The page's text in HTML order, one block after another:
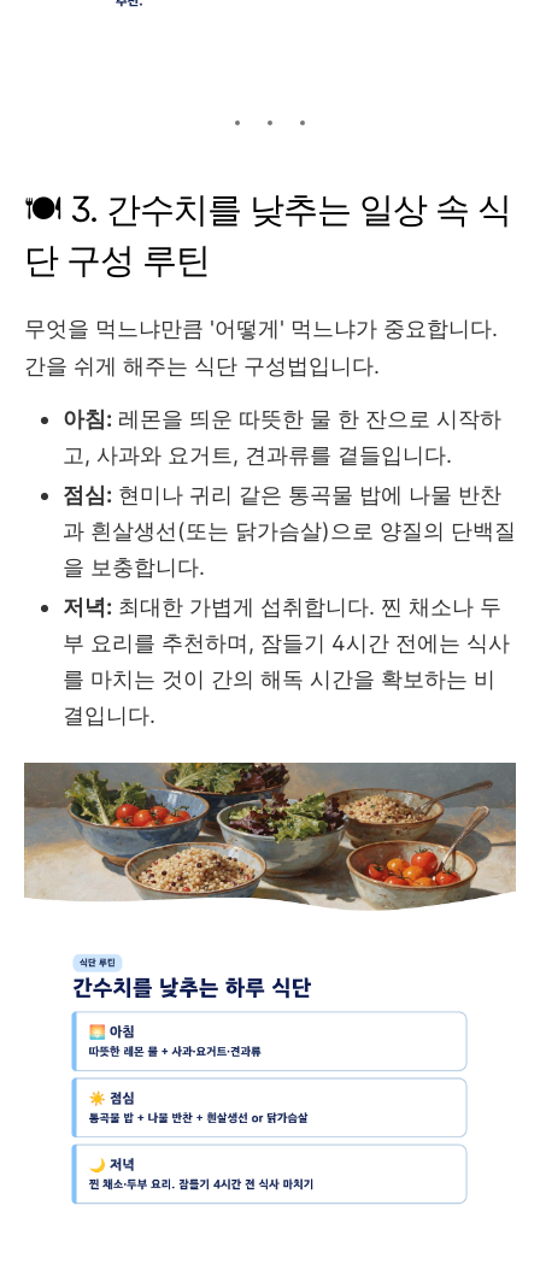
🍽 3. 간수치를 낮추는 일상 속 식
단 구성 루틴
무엇을 먹느냐만큼 '어떻게' 먹느냐가 중요합니다.
간을 쉬게 해주는 식단 구성법입니다.
아침: 레몬을 띄운 따뜻한 물 한 잔으로 시작하
고, 사과와 요거트, 견과류를 곁들입니다.
점심: 현미나 귀리 같은 통곡물 밥에 나물 반찬
과 흰살생선(또는 닭가슴살)으로 양질의 단백질
을 보충합니다.
저녁: 최대한 가볍게 섭취합니다. 찐 채소나 두
부 요리를 추천하며, 잠들기 4시간 전에는 식사
를 마치는 것이 간의 해독 시간을 확보하는 비
결입니다.